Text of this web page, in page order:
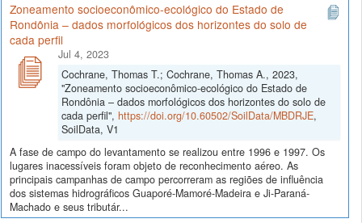
Zoneamento socioeconômico-ecológico do Estado de
Rondônia – dados morfológicos dos horizontes do solo de
cada perfil
Jul 4, 2023
Cochrane, Thomas T.; Cochrane, Thomas A., 2023,
"Zoneamento socioeconômico-ecológico do Estado de
Rondônia – dados morfológicos dos horizontes do solo de
cada perfil", https://doi.org/10.60502/SoilData/MBDRJE,
SoilData, V1
A fase de campo do levantamento se realizou entre 1996 e 1997. Os
lugares inacessíveis foram objeto de reconhecimento aéreo. As
principais campanhas de campo percorreram as regiões de influência
dos sistemas hidrográficos Guaporé-Mamoré-Madeira e Ji-Paraná-
Machado e seus tributár...